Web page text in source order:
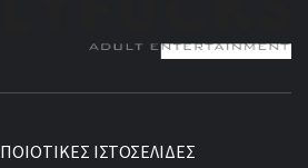
ΠΟΙΟΤΙΚΕΣ ΙΣΤΟΣΕΛΙΔΕΣ